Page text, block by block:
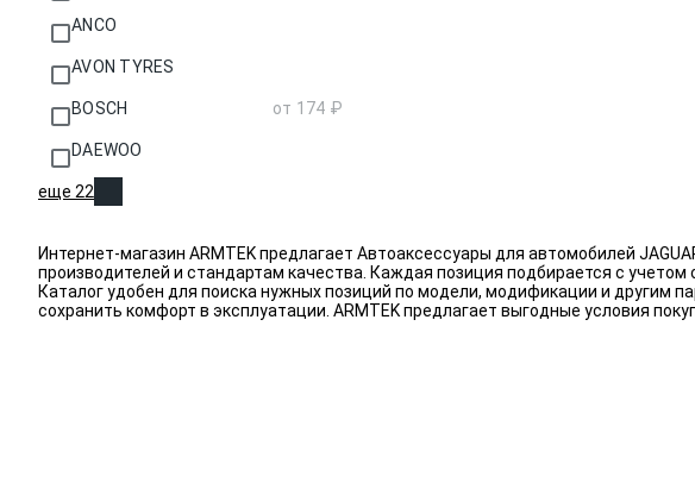
ANCO
AVON TYRES
BOSCH от 174 ₽
DAEWOO
еще 22
Интернет-магазин ARMTEK предлагает Автоаксессуары для автомобилей
производителей и стандартам качества. Каждая позиция подбирается с
Каталог удобен для поиска нужных позиций по модели, модификации и другим
сохранить комфорт в эксплуатации. ARMTEK предлагает выгодные условия